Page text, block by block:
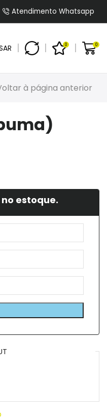
Por PIX Ou Boleto.
Atendimento Whatsapp
0 0
à página anterior
estoque.